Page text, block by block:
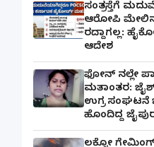
ಸಂತ್ರಸ್ತೆಗೆ
ಆರೋಪಿ
ರದ್ದಾಗಲ್ಲ:
ಆದೇಶ
ಫೋನ್ ನಲ್ಲೇ
ಮತಾಂತರ:
ಉಗ್ರ ಸಂಘಟನೆ
ಹೊಂದಿದ್ದ